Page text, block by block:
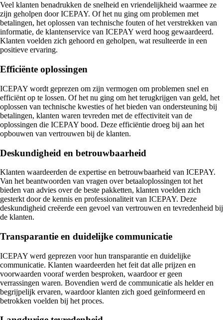
Veel klanten benadrukken de snelheid en vriendelijkheid waarmee ze
zijn geholpen door ICEPAY. Of het nu ging om problemen met
betalingen, het oplossen van technische fouten of het verstrekken van
informatie, de klantenservice van ICEPAY werd hoog gewaardeerd.
Klanten voelden zich gehoord en geholpen, wat resulteerde in een
positieve ervaring.
Efficiënte oplossingen
ICEPAY wordt geprezen om zijn vermogen om problemen snel en
efficiënt op te lossen. Of het nu ging om het terugkrijgen van geld, het
oplossen van technische kwesties of het bieden van ondersteuning bij
betalingen, klanten waren tevreden met de effectiviteit van de
oplossingen die ICEPAY bood. Deze efficiëntie droeg bij aan het
opbouwen van vertrouwen bij de klanten.
Deskundigheid en betrouwbaarheid
Klanten waardeerden de expertise en betrouwbaarheid van ICEPAY.
Van het beantwoorden van vragen over betaaloplossingen tot het
bieden van advies over de beste pakketten, klanten voelden zich
gesterkt door de kennis en professionaliteit van ICEPAY. Deze
deskundigheid creëerde een gevoel van vertrouwen en tevredenheid bij
de klanten.
Transparantie en duidelijke communicatie
ICEPAY werd geprezen voor hun transparantie en duidelijke
communicatie. Klanten waardeerden het feit dat alle prijzen en
voorwaarden vooraf werden besproken, waardoor er geen
verrassingen waren. Bovendien werd de communicatie als helder en
begrijpelijk ervaren, waardoor klanten zich goed geïnformeerd en
betrokken voelden bij het proces.